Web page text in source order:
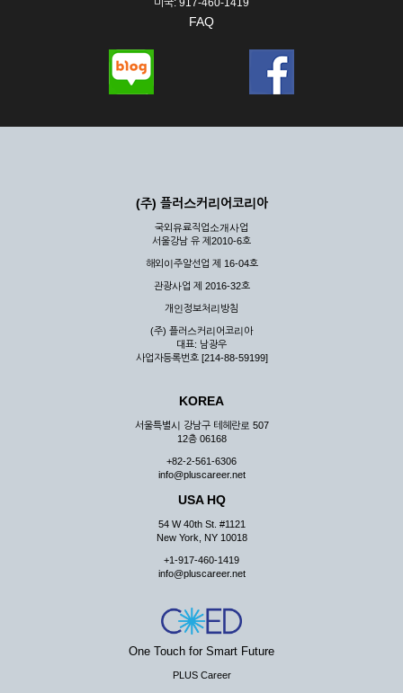
④ 회사는 제 2항 및 제 3항의 사유로 서비스의 제공이 일시적
여 배상하지 않습니다.
제3장 권리 및 의무
공할 수 있도록 최선의 노력을 다하여야 합니다.
게 누설, 배포하여서는 안됩니다. 다만, 관계법령에 의하여 국가
기관 등의 합법적인 요구가 있는 경우에는 해당 되지 않습니다.
③ 회사는 이용자로부터 제기되는 의견이나 불만이 정당하다고
인정할 경우에는 즉시 처리하여야 하며, 즉시 처리가 곤란한 경
우 그 처리를 위해 노력해야 합니다.
제7조 (회원의 의무)
① 회원은 ID와 비밀 번호에 관한 모든 관리의 책임이 있으며
② 회원은 이용신청서의 기재내용 중 변경된 내용이 있는 경우
서비스를 통하여 그 내용을 회사에 통지하여야 합니다.
③ 다른 회원의 ID와 비밀번호를 부당하게 사용하는 행위를
④ 회원은 회사의 서비스에서 타 사이트의 홍보행위를 하지 않
아야 하며 공공질서나 미풍약속에 위배되는 내용 혹은 저작권을
리 행위도 할 수 없습니다.
사가 통지하는 사항을 준수하여야 하며, 기타 회사의 업무에 방
해되는 행위를 하여서는 아니 됩니다.
제8조 (회원의 관리)
① 회원은 언제든 이 약관에 대한 동의를 철회할 수 있습니다.
미국: 917-460-1419
FAQ
(주) 플러스커리어코리아
국외유료직업소개사업
서울강남 유 제2010-6호
해외이주알선업 제 16-04호
관광사업 제 2016-32호
개인정보처리방침
(주) 플러스커리어코리아
대표: 남광우
사업자등록번호 [214-88-59199]
KOREA
서울특별시 강남구 테헤란로 507
12층 06168
+82-2-561-6306
info@pluscareer.net
USA HQ
54 W 40th St. #1121
New York, NY 10018
+1-917-460-1419
info@pluscareer.net
One Touch for Smart Future
PLUS Career